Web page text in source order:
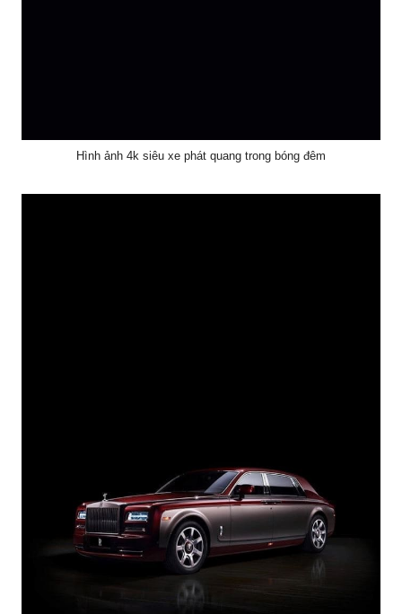
Hình ảnh 4k siêu xe phát quang trong bóng đêm